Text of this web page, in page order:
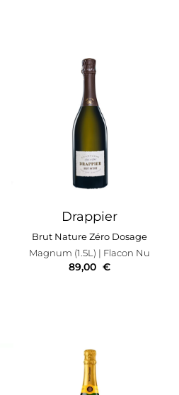
Drappier
Brut Nature Zéro Dosage
Magnum (1.5L) | Flacon Nu
89,00 €